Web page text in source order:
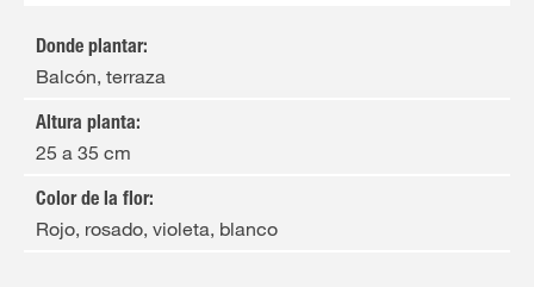
Donde plantar:
Balcón, terraza
Altura planta:
25 a 35 cm
Color de la flor:
Rojo, rosado, violeta, blanco